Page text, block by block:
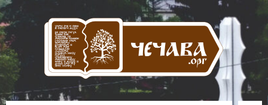
Skip
to
content
Skip
to
left
sidebar
Skip
to
footer